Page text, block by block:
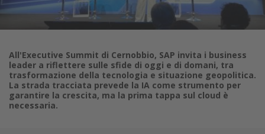
All'Executive Summit di Cernobbio, SAP invita i business
leader a riflettere sulle sfide di oggi e di domani, tra
trasformazione della tecnologia e situazione geopolitica.
La strada tracciata prevede la IA come strumento per
garantire la crescita, ma la prima tappa sul cloud è
necessaria.